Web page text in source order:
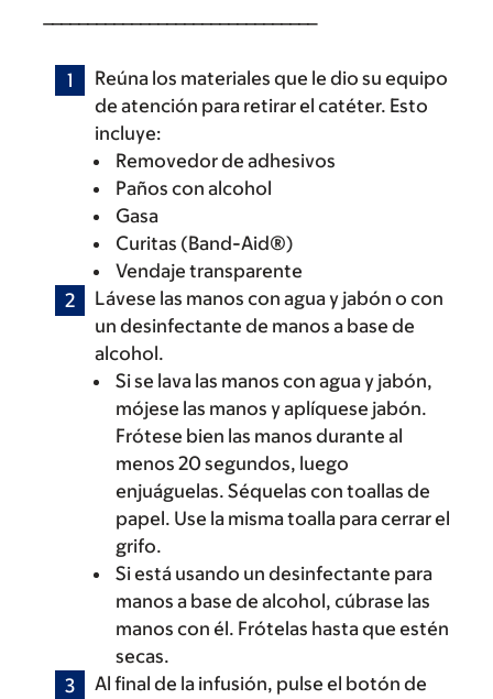
Reúna los materiales que le dio su equipo
de atención para retirar el catéter. Esto
incluye:
Removedor de adhesivos
Paños con alcohol
Gasa
Curitas (Band-Aid®)
Vendaje transparente
Lávese las manos con agua y jabón o con
un desinfectante de manos a base de
alcohol.
Si se lava las manos con agua y jabón,
mójese las manos y aplíquese jabón.
Frótese bien las manos durante al
menos 20 segundos, luego
enjuáguelas. Séquelas con toallas de
papel. Use la misma toalla para cerrar el
grifo.
Si está usando un desinfectante para
manos a base de alcohol, cúbrase las
manos con él. Frótelas hasta que estén
secas.
Al final de la infusión, pulse el botón de